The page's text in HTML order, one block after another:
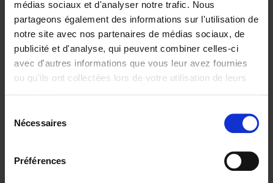
médias sociaux et d'analyser notre trafic. Nous
partageons également des informations sur l'utilisation de
notre site avec nos partenaires de médias sociaux, de
publicité et d'analyse, qui peuvent combiner celles-ci
avec d'autres informations que vous leur avez fournies
ou qu'ils ont collectées lors de votre utilisation de leurs
Nécessaires
Préférences
Steven Van Belleghem
Couverture souple
2020 256
€37,50
Building Bonds = Building